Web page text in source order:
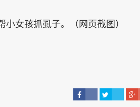
小女孩抓虱子。（网页截图）